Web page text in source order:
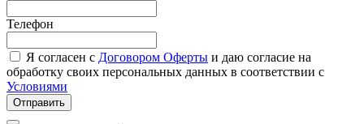
Телефон
Я согласен с Договором Оферты и даю согласие на
обработку своих персональных данных в соответствии с
Условиями
Отправить